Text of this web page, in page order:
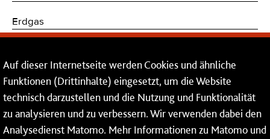
Erdgas
Kommunikations- und Sicherheitstechnik
Service
Auf dieser Internetseite werden Cookies und ähnliche
Funktionen (Drittinhalte) eingesetzt, um die Website
technisch darzustellen und die Nutzung und Funktionalität
zu analysieren und zu verbessern. Wir verwenden dabei den
Analysedienst Matomo. Mehr Informationen zu Matomo und